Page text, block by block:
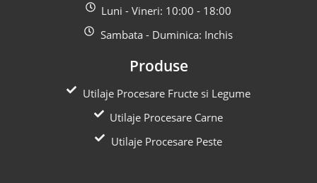
Luni - Vineri: 10:00 - 18:00
Sambata - Duminica: Inchis
Produse
Utilaje Procesare Fructe si Legume
Utilaje Procesare Carne
Utilaje Procesare Peste